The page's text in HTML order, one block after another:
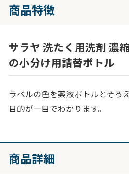
商品特徴
サラヤ 洗たく用洗剤 濃
の小分け用詰替ボトル
ラベルの色を薬液ボトルとそろ
目的が一目でわかります。
商品詳細